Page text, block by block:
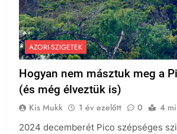
AZORI-SZIGETEK
Hogyan nem másztuk meg a
(és még élveztük is)
Kis Mukk 1 év ezelőtt 0 4
2024 decemberét Pico szépséges